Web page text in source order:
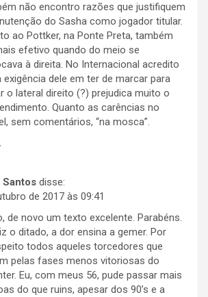
não encontro razões que justifiquem
do Sasha como jogador titular.
ao Pottker, na Ponte Preta, também
efetivo quando do meio se
à direita. No Internacional acredito
exigência dele em ter de marcar para
o lateral direito (?) prejudica muito o
Quanto as carências no
sem comentários, “na mosca”.
Santos disse:
de 2017 às 09:41
de novo um texto excelente. Parabéns.
o ditado, a dor ensina a gemer. Por
todos aqueles torcedores que
pelas fases menos vitoriosas do
Eu, com meus 56, pude passar mais
do que ruins, apesar dos 90’s e a